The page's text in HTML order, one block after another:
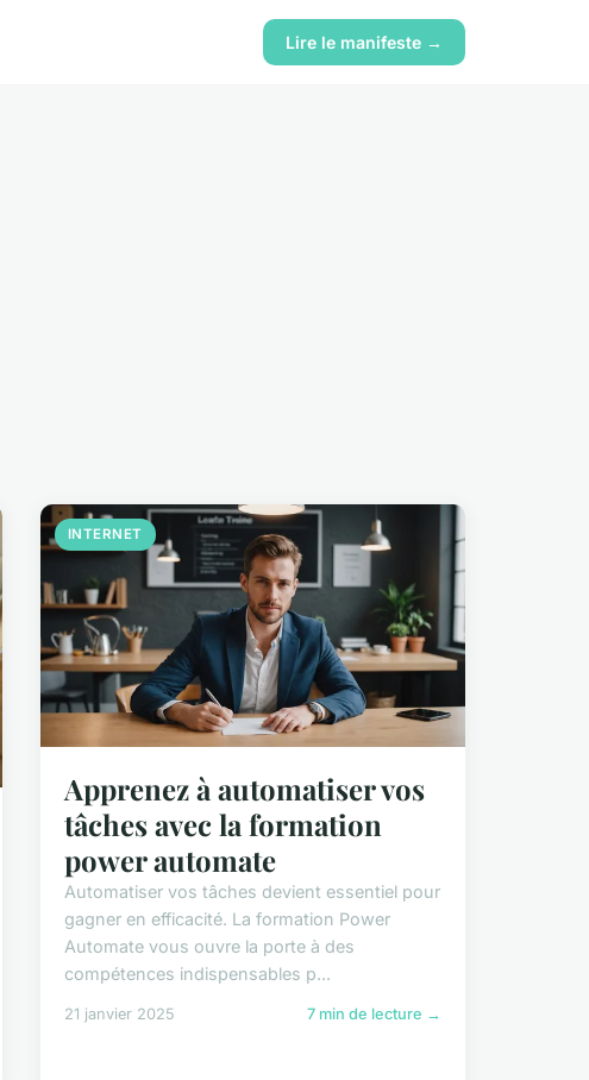
Lire le manifeste →
INTERNET
Apprenez à automatiser vos
tâches avec la formation
power automate
Automatiser vos tâches devient essentiel pour
gagner en efficacité. La formation Power
Automate vous ouvre la porte à des
compétences indispensables p...
21 janvier 2025 7 min de lecture →